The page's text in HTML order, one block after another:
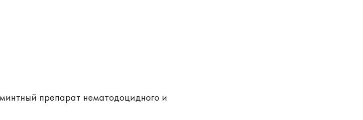
препарат нематодоцидного и